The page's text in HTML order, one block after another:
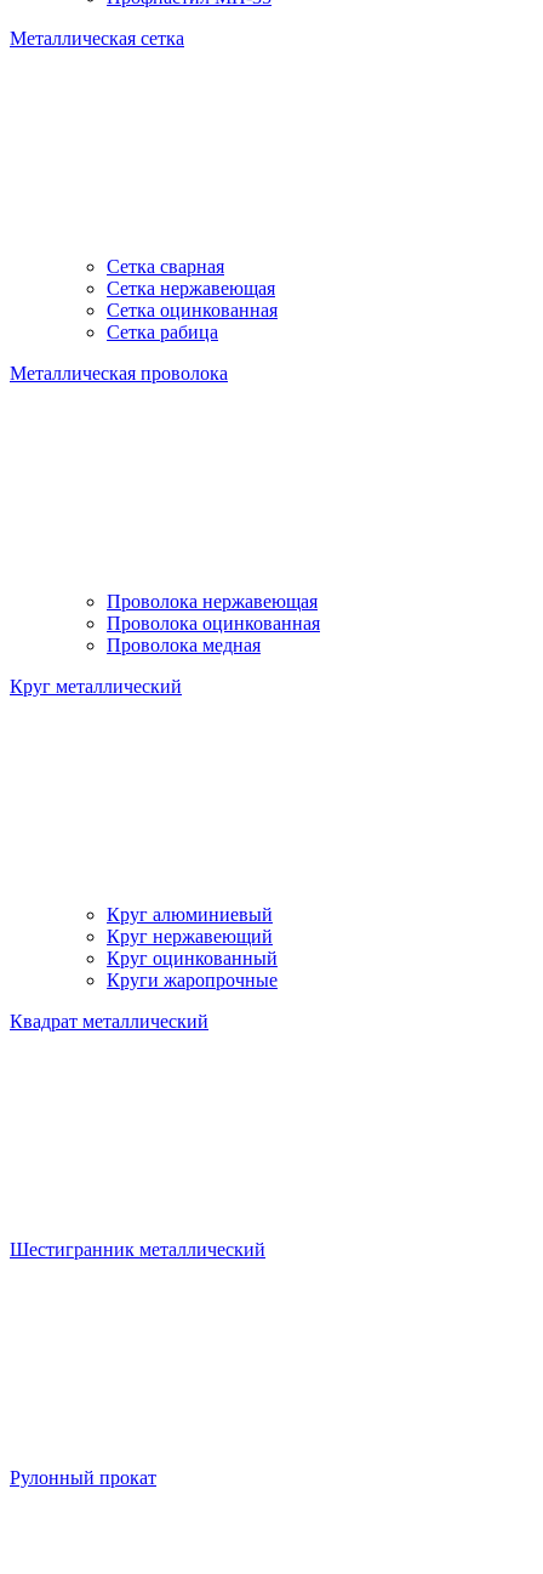
Металлическая сетка
Сетка сварная
Сетка нержавеющая
Сетка оцинкованная
Сетка рабица
Металлическая проволока
Проволока нержавеющая
Проволока оцинкованная
Проволока медная
Круг металлический
Круг алюминиевый
Круг нержавеющий
Круг оцинкованный
Круги жаропрочные
Квадрат металлический
Шестигранник металлический
Рулонный прокат